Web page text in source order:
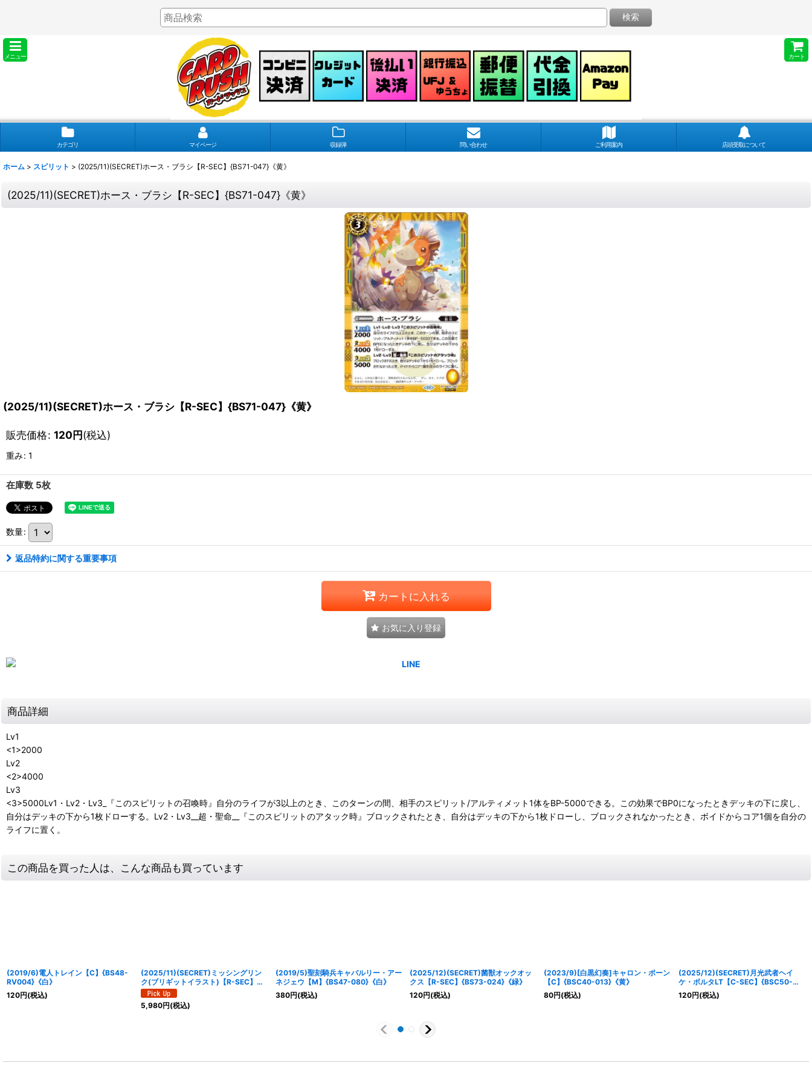
メニュー カート
検索
カテゴリ マイページ 収録弾 問い合わせ ご利用案内 店頭受取について
ホーム > スピリット > (2025/11)(SECRET)ホース・ブラシ【R-SEC】{BS71-047}《黄》
(2025/11)(SECRET)ホース・ブラシ【R-SEC】{BS71-047}《黄》
(2025/11)(SECRET)ホース・ブラシ【R-SEC】{BS71-047}《黄》
販売価格: 120円(税込)
重み: 1
在庫数 5枚
数量:
返品特約に関する重要事項
カートに入れる
お気に入り登録
商品詳細
Lv1
<1>2000
Lv2
<2>4000
Lv3
<3>5000Lv1・Lv2・Lv3_『このスピリットの召喚時』自分のライフが3以上のとき、このターンの間、相手のスピリット/アルティメット1体をBP-5000できる。この効果でBP0になったときデッキの下に戻し、
自分はデッキの下から1枚ドローする。Lv2・Lv3__超・聖命__『このスピリットのアタック時』ブロックされたとき、自分はデッキの下から1枚ドローし、ブロックされなかったとき、ボイドからコア1個を自分の
ライフに置く。
この商品を買った人は、こんな商品も買っています
(2019/6)電人トレイン【C】{BS48-
RV004}《白》
120円(税込)
(2025/11)(SECRET)ミッシングリン
ク(ブリギットイラスト)【R-SEC】
{BS70-085}《白》
5,980円(税込)
(2019/5)聖刻騎兵キャバルリー・アー
ネジェウ【M】{BS47-080}《白》
380円(税込)
(2025/12)(SECRET)菌獣オックオッ
クス【R-SEC】{BS73-024}《緑》
120円(税込)
(2023/9)[白黒幻奏]キャロン・ポーン
【C】{BSC40-013}《黄》
80円(税込)
(2025/12)(SECRET)月光武者ヘイ
ケ・ボルタLT【C-SEC】{BSC50-
008}《緑》
120円(税込)